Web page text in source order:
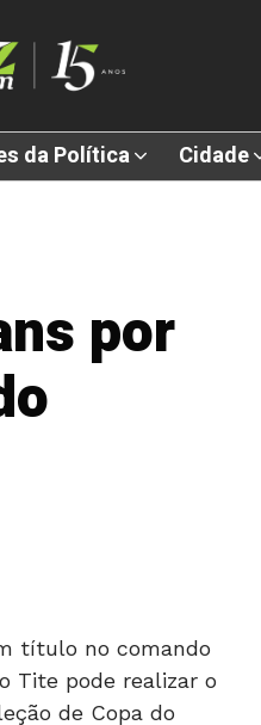
da Política Cidade
por
título no comando
Tite pode realizar o
de Copa do